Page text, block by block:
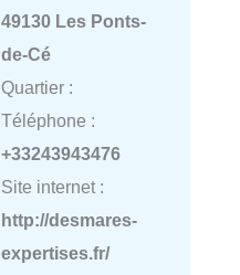
49130 Les Ponts-
de-Cé
Quartier :
Téléphone :
+33243943476
Site internet :
http://desmares-
expertises.fr/